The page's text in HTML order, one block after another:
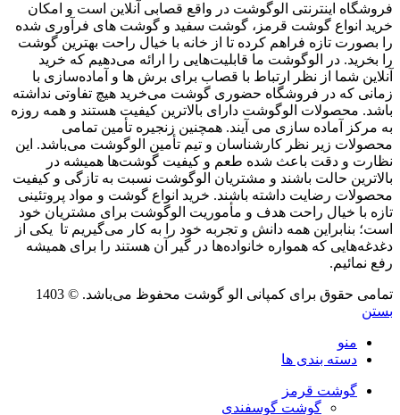
فروشگاه اینترنتی الوگوشت در واقع قصابی آنلاین است و امکان
خرید انواع گوشت قرمز، گوشت سفید و گوشت های فرآوری شده
را بصورت تازه فراهم کرده تا از خانه با خیال راحت بهترین گوشت
را بخرید. در الوگوشت ما قابلیت‌هایی را ارائه می‌دهیم که خرید
آنلاین شما از نظر ارتباط با قصاب برای برش ها و آماده‌سازی با
زمانی که در فروشگاه حضوری گوشت می‌خرید هیچ تفاوتی نداشته
باشد. محصولات الوگوشت دارای بالاترین کیفیت هستند و همه روزه
به مرکز آماده سازی می آیند. همچنین زنجیره تأمین تمامی
محصولات زیر نظر کارشناسان و تیم تأمین الوگوشت می‌باشد. این
نظارت و دقت باعث شده طعم و کیفیت گوشت‌ها همیشه در
بالاترین حالت باشند و مشتریان الوگوشت نسبت به تازگی و کیفیت
محصولات رضایت داشته باشند. خرید انواع گوشت و مواد پروتئینی
تازه با خیال راحت هدف و مأموریت الوگوشت برای مشتریان خود
است؛ بنابراین همه دانش و تجربه خود را به کار می‌گیریم تا یکی از
دغدغه‌هایی که همواره خانواده‌ها در گیر آن هستند را برای همیشه
رفع نمائیم.
تمامی حقوق برای کمپانی الو گوشت محفوظ می‌باشد. © 1403
بستن
منو
دسته بندی ها
گوشت قرمز
گوشت گوسفندی